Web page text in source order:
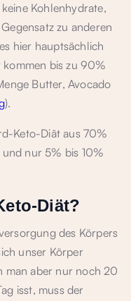
Kohlenhydrate,
zu anderen
hier hauptsächlich
kommen bis zu 90%
Butter, Avocado
).
Keto-Diät aus 70%
nur 5% bis 10%
Diät?
des Körpers
unser Körper
man aber nur noch 20
isst, muss der